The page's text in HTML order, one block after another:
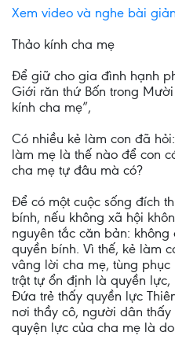
Xem video và nghe bài
Thảo kính cha mẹ
Để giữ cho gia đình hạnh
Giới răn thứ Bốn trong
kính cha mẹ”,
Có nhiều kẻ làm con đã
làm mẹ là thế nào để con
cha mẹ tự đâu mà có?
Để có một cuộc sống đích
bính, nếu không xã hội
nguyên tắc căn bản: không
quyền bính. Vì thế, kẻ làm
vâng lời cha mẹ, tùng
trật tự ổn định là quyền
Đứa trẻ thấy quyền lực
nơi thầy cô, người dân
quyện lực của cha mẹ là